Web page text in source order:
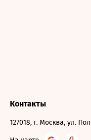
Контакты
127018, г. Москва, ул.